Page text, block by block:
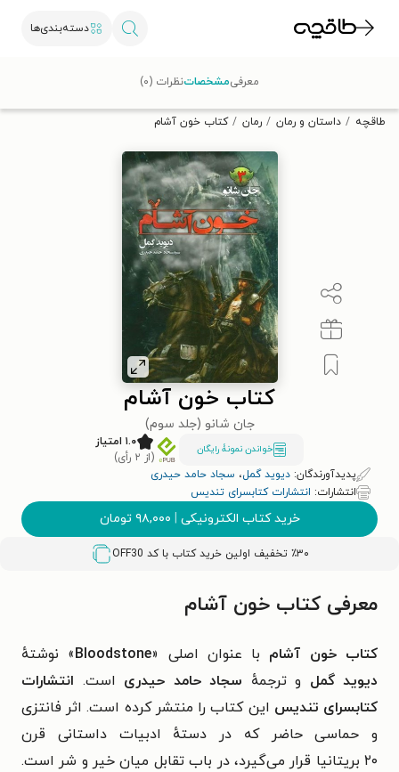
دسته‌بندی‌ها
تخفیف از طاقچه دریافت کن.
طاقچه داستان و رمان رمان کتاب خون آشام
کتاب خون آشام
جان شانو (جلد سوم)
خواندن نمونۀ رایگان
۱.۰ امتیاز
(از ۲ رأی)
پدیدآورندگان: دیوید گمل، سجاد حامد حیدری
انتشارات: انتشارات کتابسرای تندیس
خرید کتاب الکترونیکی | ۹۸,۰۰۰ تومان
٪۳۰ تخفیف اولین خرید کتاب با کد OFF30
معرفیمشخصاتنظرات (۰)
معرفی کتاب خون آشام
کتابخون آشام با عنوان اصلی «Bloodstone» نوشتهٔ
دیوید گمل و ترجمهٔ سجاد حامد حیدری است. انتشارات
کتابسرای تندیس این کتاب را منتشر کرده است. اثر فانتزی
و حماسیحاضر که در دستهٔ ادبیات داستانی قرن
۲۰ بریتانیا قرار می‌گیرد، در بابتقابل میان خیر و شر است.